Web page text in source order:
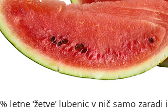
letne ‘žetve’ lubenic v nič samo